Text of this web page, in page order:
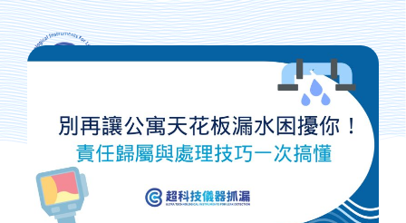
抓漏專人諮詢